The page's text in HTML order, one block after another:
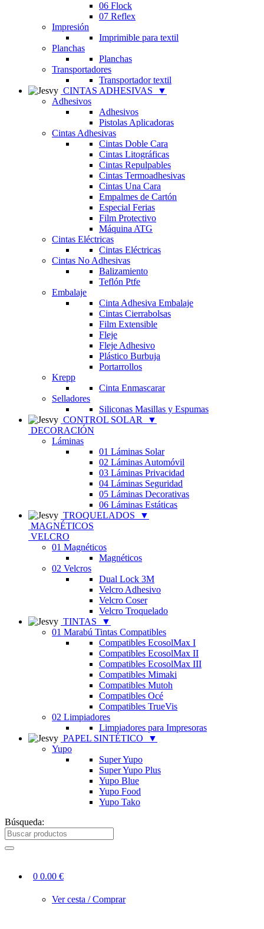
06 Flock
07 Reflex
Impresión
Imprimible para textil
Planchas
Planchas
Transportadores
Transportador textil
CINTAS ADHESIVAS
▼
Adhesivos
Adhesivos
Pistolas Aplicadoras
Cintas Adhesivas
Cintas Doble Cara
Cintas Litográficas
Cintas Repulpables
Cintas Termoadhesivas
Cintas Una Cara
Empalmes de Cartón
Especial Ferias
Film Protectivo
Máquina ATG
Cintas Eléctricas
Cintas Eléctricas
Cintas No Adhesivas
Balizamiento
Teflón Ptfe
Embalaje
Cinta Adhesiva Embalaje
Cintas Cierrabolsas
Film Extensible
Fleje
Fleje Adhesivo
Plástico Burbuja
Portarrollos
Krepp
Cinta Enmascarar
Selladores
Siliconas Masillas y Espumas
CONTROL SOLAR
▼
DECORACIÓN
Láminas
01 Láminas Solar
02 Láminas Automóvil
03 Láminas Privacidad
04 Láminas Seguridad
05 Láminas Decorativas
06 Láminas Estáticas
TROQUELADOS
▼
MAGNÉTICOS
VELCRO
01 Magnéticos
Magnéticos
02 Velcros
Dual Lock 3M
Velcro Adhesivo
Velcro Coser
Velcro Troquelado
TINTAS
▼
01 Marabú Tintas Compatibles
Compatibles EcosolMax I
Compatibles EcosolMax II
Compatibles EcosolMax III
Compatibles Mimaki
Compatibles Mutoh
Compatibles Océ
Compatibles TrueVis
02 Limpiadores
Limpiadores para Impresoras
PAPEL SINTÉTICO
▼
Yupo
Super Yupo
Super Yupo Plus
Yupo Blue
Yupo Food
Yupo Tako
Búsqueda:
0 0.00 €
Ver cesta / Comprar